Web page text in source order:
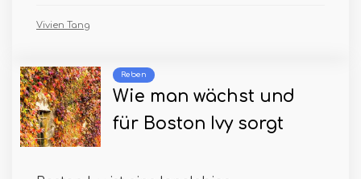
Vivien Tang
Reben
Wie man wächst und
für Boston Ivy sorgt